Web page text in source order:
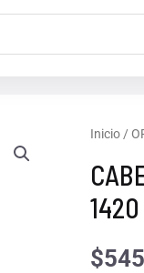
Inicio/
1420
$
BANDA
MOD
1420